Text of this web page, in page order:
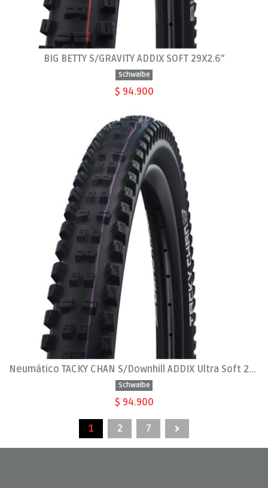
BIG BETTY S/GRAVITY ADDIX SOFT 29X2.6"
Schwalbe
$ 94.900
Neumático TACKY CHAN S/Downhill ADDIX Ultra Soft 29x2.4"
Schwalbe
$ 94.900
1 2 7